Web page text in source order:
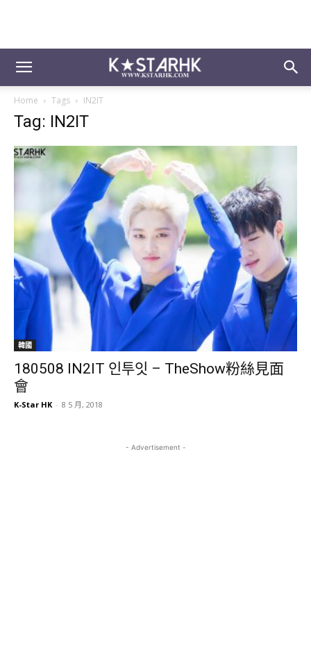
Home Tags IN2IT
Tag: IN2IT
韓國
180508 IN2IT 인투잇 – TheShow粉絲見面
會
K-Star HK - 8 5 月, 2018
- Advertisement -